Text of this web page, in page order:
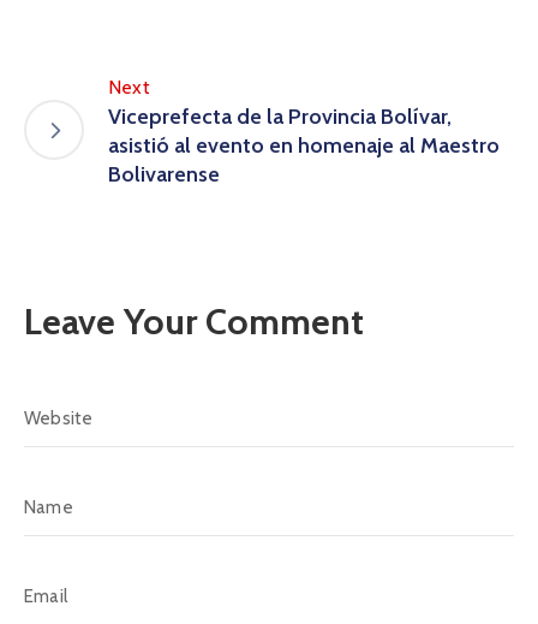
Next
Viceprefecta de la Provincia Bolívar,
asistió al evento en homenaje al Maestro
Bolivarense
Leave Your Comment